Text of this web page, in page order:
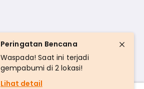
Peringatan Bencana
Waspada! Saat ini terjadi
gempabumi di 2 lokasi!
Lihat detail